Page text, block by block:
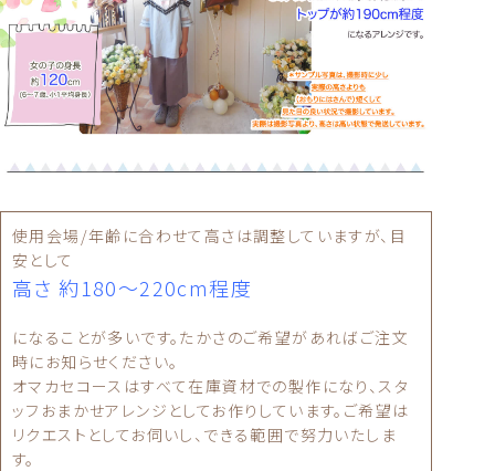
使用会場/年齢に合わせて高さは調整していますが、目
安として
高さ 約180〜220cm程度
になることが多いです。たかさのご希望があればご注文
時にお知らせください。
オマカセコースはすべて在庫資材での製作になり、スタ
ッフおまかせアレンジとしてお作りしています。ご希望は
リクエストとしてお伺いし、できる範囲で努力いたしま
す。